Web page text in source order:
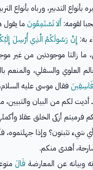
بأنواع التدبير، ورباه
لقومه: أَلا تَسْتَمِعُونَ ما
به: إِنَّ رَسُولَكُمُ الَّذِي أُرْسِلَ
ما زالتا موجودتين من غير
العلوي والسفلي، والمنعم
فقال موسى عليه
أديت لكم من البيان
فرميتم أزكى الخلق عقلا
تثبتون؟ وإذا جهلتموه،
أهدى منكم.
عن المعارضة قَالَ